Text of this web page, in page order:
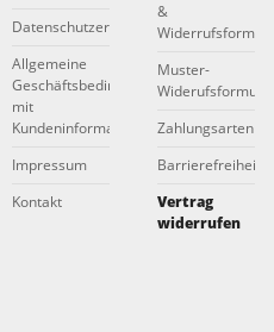
Datenschutzerklärung
Allgemeine
Geschäftsbedingungen
mit
Kundeninformationen
Impressum
Kontakt
&
Muster-
Widerufsformular
Zahlungsarten
Vertrag
widerrufen